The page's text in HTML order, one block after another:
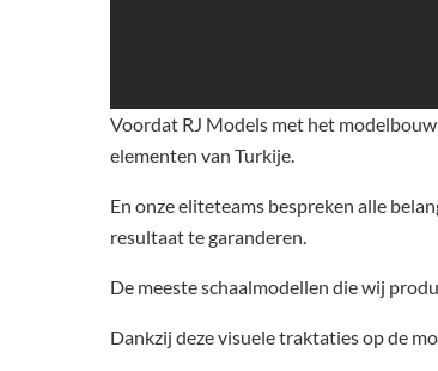
Voordat RJ Models met het
elementen van Turkije.
En onze eliteteams bespreken alle
resultaat te garanderen.
De meeste schaalmodellen die wij
Dankzij deze visuele traktaties op de